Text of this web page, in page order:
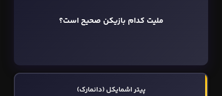
ملیت کدام بازیکن صحیح است؟
پیتر اشمایکل (دانمارک)